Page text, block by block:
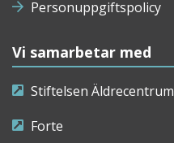
Personuppgiftspolicy
Vi samarbetar med
Stiftelsen Äldrecentrum
Forte